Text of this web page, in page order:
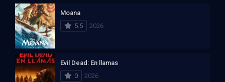
Moana
5.5
2026
Evil Dead: En llamas
0
2026